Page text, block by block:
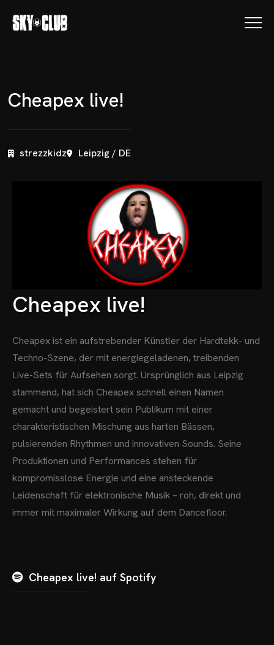
Cheapex live!
strezzkidz Leipzig / DE
Cheapex live!
Cheapex ist ein aufstrebender Künstler der Hardtekk- und
Techno-Szene, der mit energiegeladenen, treibenden
Live-Sets für Aufsehen sorgt. Ursprünglich aus Leipzig
stammend, hat sich Cheapex schnell einen Namen
gemacht und begeistert sein Publikum mit einer
charakteristischen Mischung aus harten Bässen,
pulsierenden Rhythmen und innovativen Sounds. Seine
Produktionen und Performances stehen für
kompromisslose Energie und eine ansteckende
Leidenschaft für elektronische Musik – roh, direkt und
immer mit maximaler Wirkung auf dem Dancefloor.
Cheapex live! auf Spotify